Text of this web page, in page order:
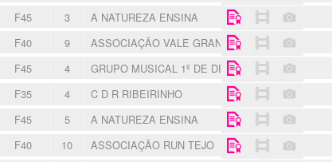
F45 3 A NATUREZA ENSINA
F40 9 ASSOCIAÇÃO VALE GRANDE
F45 4 GRUPO MUSICAL 1º DE DEZEMBRO DE QUEIJAS
F35 4 C D R RIBEIRINHO
F45 5 A NATUREZA ENSINA
F40 10 ASSOCIAÇÃO RUN TEJO